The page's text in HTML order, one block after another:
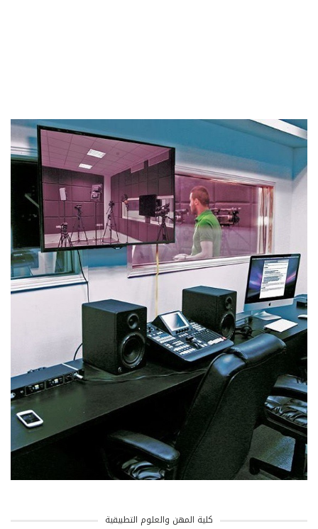
كلية المهن والعلوم التطبيقية